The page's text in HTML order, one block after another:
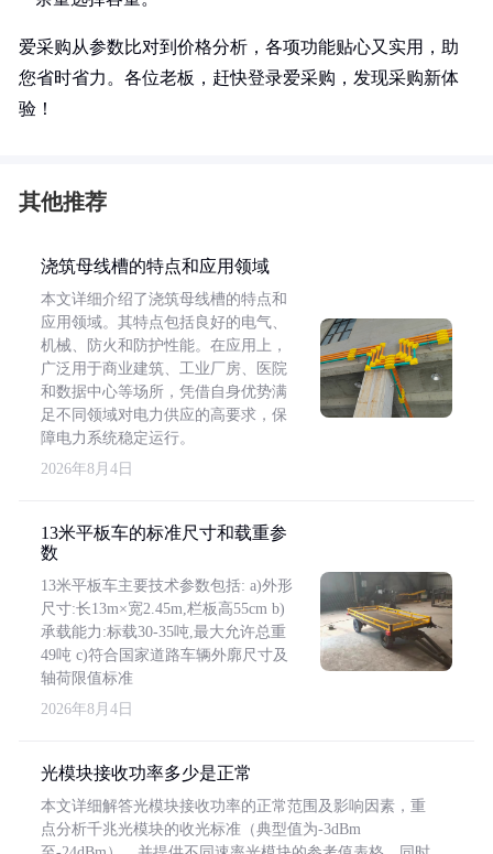
爱采购从参数比对到价格分析，各项功能贴心又实用，助
您省时省力。各位老板，赶快登录爱采购，发现采购新体
验！
其他推荐
浇筑母线槽的特点和应用领域
本文详细介绍了浇筑母线槽的特点和
应用领域。其特点包括良好的电气、
机械、防火和防护性能。在应用上，
广泛用于商业建筑、工业厂房、医院
和数据中心等场所，凭借自身优势满
足不同领域对电力供应的高要求，保
障电力系统稳定运行。
2026年8月4日
13米平板车的标准尺寸和载重参
数
13米平板车主要技术参数包括: a)外形
尺寸:长13m×宽2.45m,栏板高55cm b)
承载能力:标载30-35吨,最大允许总重
49吨 c)符合国家道路车辆外廓尺寸及
轴荷限值标准
2026年8月4日
光模块接收功率多少是正常
本文详细解答光模块接收功率的正常范围及影响因素，重
点分析千兆光模块的收光标准（典型值为-3dBm